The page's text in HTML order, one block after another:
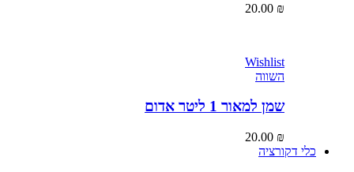
20.00
Wishlist
שמן למאור 1 ליטר אדום
20.00
כלי דקורציה